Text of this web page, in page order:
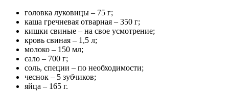
головка луковицы – 75 г;
каша гречневая отварная – 350 г;
кишки свиные – на свое усмотрение;
кровь свиная – 1,5 л;
молоко – 150 мл;
сало – 700 г;
соль, специи – по необходимости;
чеснок – 5 зубчиков;
яйца – 165 г.